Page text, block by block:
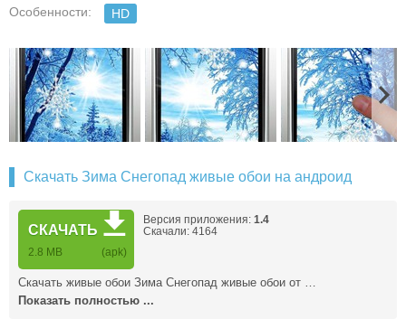
Особенности: HD
Скачать Зима Снегопад живые обои на андроид
СКАЧАТЬ
2.8 MB (apk)
Версия приложения: 1.4
Скачали: 4164
Скачать живые обои Зима Снегопад живые обои от …
Показать полностью ...